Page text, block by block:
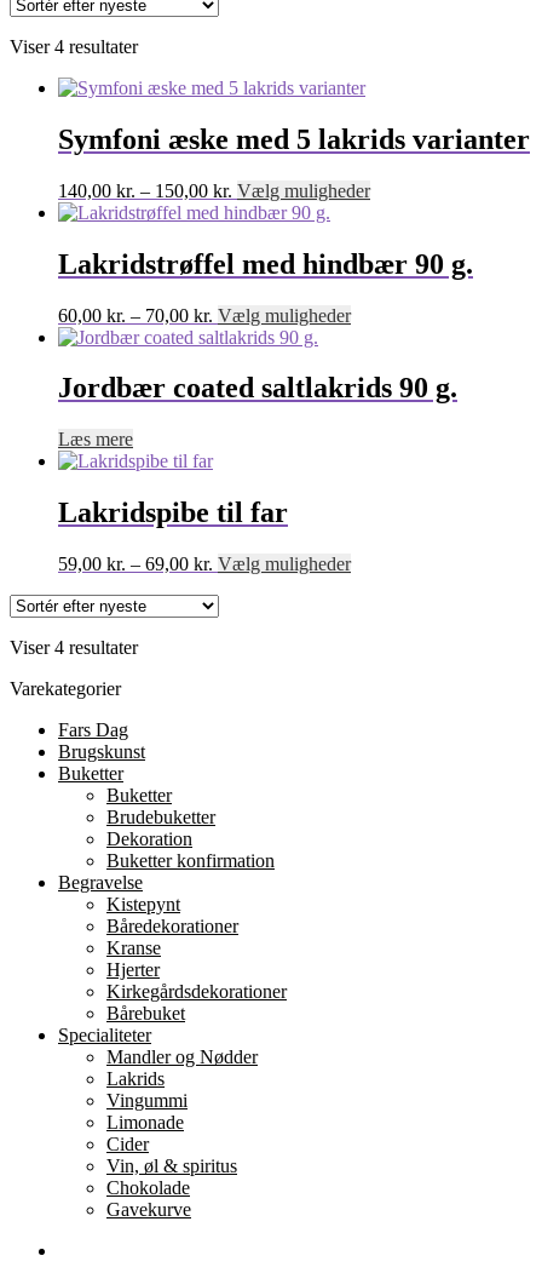
Viser 4 resultaterSorteret
seneste
Symfoni æske med 5 lakrids varianter
140,00 kr. – 150,00 kr. Prisinterval:
140,00 kr.
150,00 kr.
Vælg mulighederDette
varianter.
varesiden
Lakridstrøffel med hindbær 90 g.
60,00 kr. – 70,00 kr. Prisinterval:
60,00 kr.
70,00 kr.
Vælg mulighederDette
flere
varianter.
Jordbær coated saltlakrids 90 g.
Læs mere
Lakridspibe til far
59,00 kr. – 69,00 kr. Prisinterval:
til
Vælg mulighederDette
Viser 4 resultaterSorteret
Varekategorier
Fars Dag
Brugskunst
Buketter
Buketter
Brudebuketter
Dekoration
Buketter konfirmation
Begravelse
Kistepynt
Båredekorationer
Kranse
Hjerter
Kirkegårdsdekorationer
Bårebuket
Specialiteter
Mandler og Nødder
Lakrids
Vingummi
Limonade
Cider
Vin, øl & spiritus
Chokolade
Gavekurve